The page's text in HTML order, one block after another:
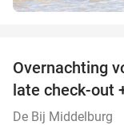
Overnachting
late check-out
De Bij Middelburg